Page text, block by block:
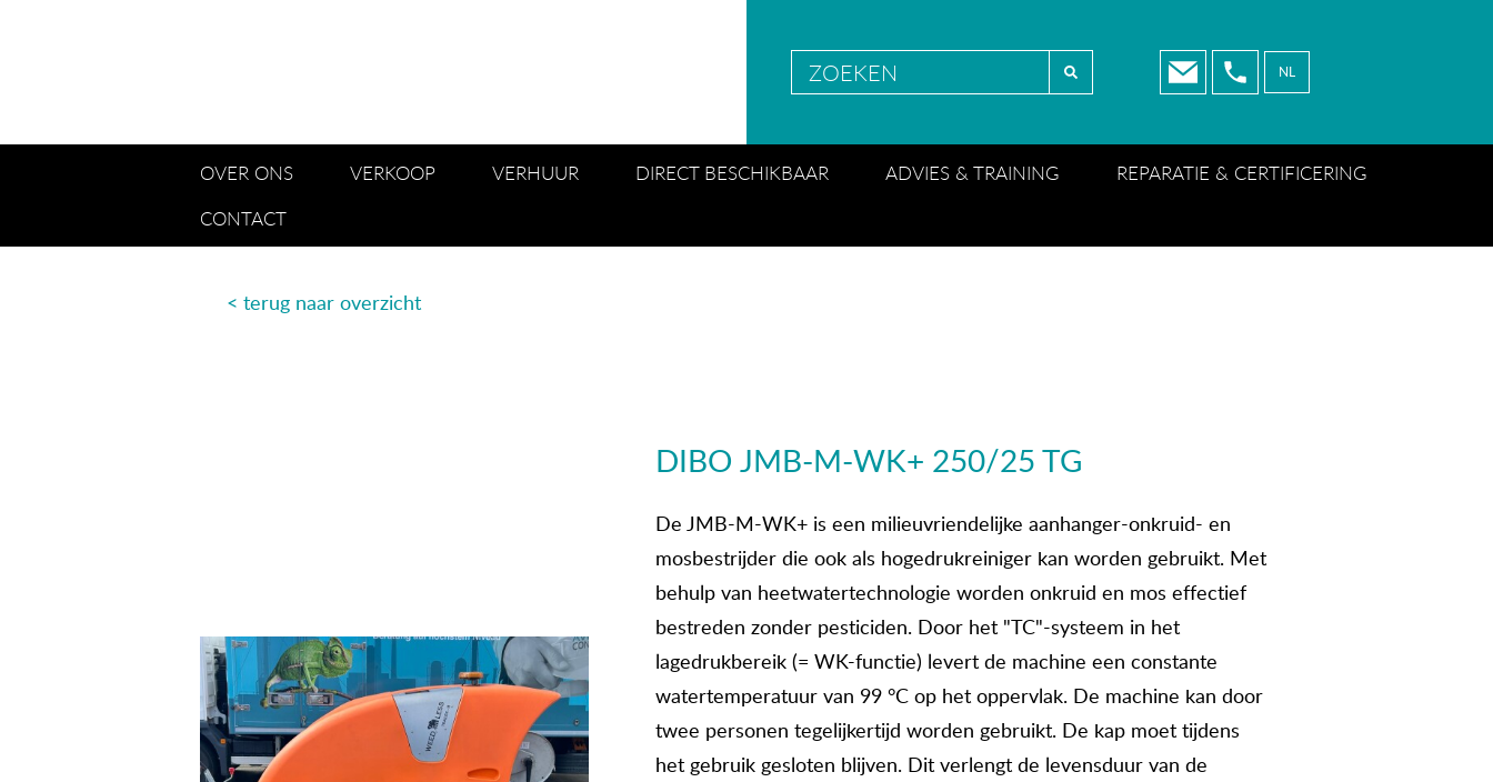
NL
OVER ONS VERKOOP VERHUUR DIRECT BESCHIKBAAR ADVIES & TRAINING
REPARATIE & CERTIFICERING
CONTACT
< terug naar overzicht
DIBO JMB-M-WK+ 250/25 TG
De JMB-M-WK+ is een milieuvriendelijke aanhanger-onkruid- en
mosbestrijder die ook als hogedrukreiniger kan worden gebruikt. Met
behulp van heetwatertechnologie worden onkruid en mos effectief
bestreden zonder pesticiden. Door het "TC"-systeem in het
lagedrukbereik (= WK-functie) levert de machine een constante
watertemperatuur van 99 °C op het oppervlak. De machine kan door
twee personen tegelijkertijd worden gebruikt. De kap moet tijdens
het gebruik gesloten blijven. Dit verlengt de levensduur van de